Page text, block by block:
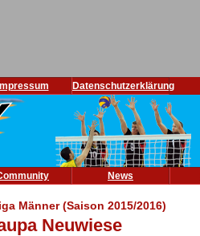
Impressum Datenschutzerklärung
News
Männer (Saison 2015/2016)
Neuwiese